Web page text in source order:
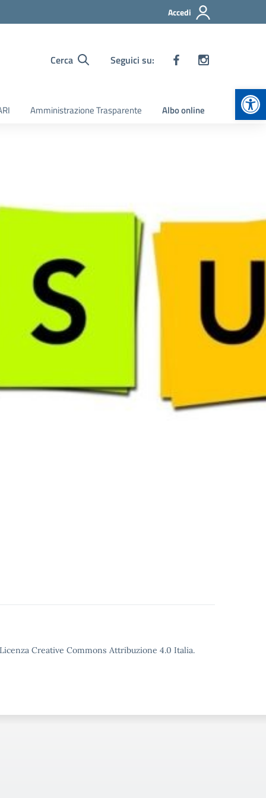
Accedi
Cerca Seguici su:
Amministrazione Trasparente Albo online
Creative Commons Attribuzione 4.0 Italia.